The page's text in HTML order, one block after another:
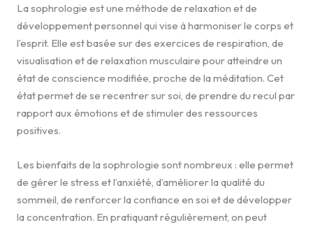
La sophrologie est une méthode de relaxation et de
développement personnel qui vise à harmoniser le corps et
l’esprit. Elle est basée sur des exercices de respiration, de
visualisation et de relaxation musculaire pour atteindre un
état de conscience modifiée, proche de la méditation. Cet
état permet de se recentrer sur soi, de prendre du recul par
rapport aux émotions et de stimuler des ressources
positives.
Les bienfaits de la sophrologie sont nombreux : elle permet
de gérer le stress et l’anxiété, d’améliorer la qualité du
sommeil, de renforcer la confiance en soi et de développer
la concentration. En pratiquant régulièrement, on peut